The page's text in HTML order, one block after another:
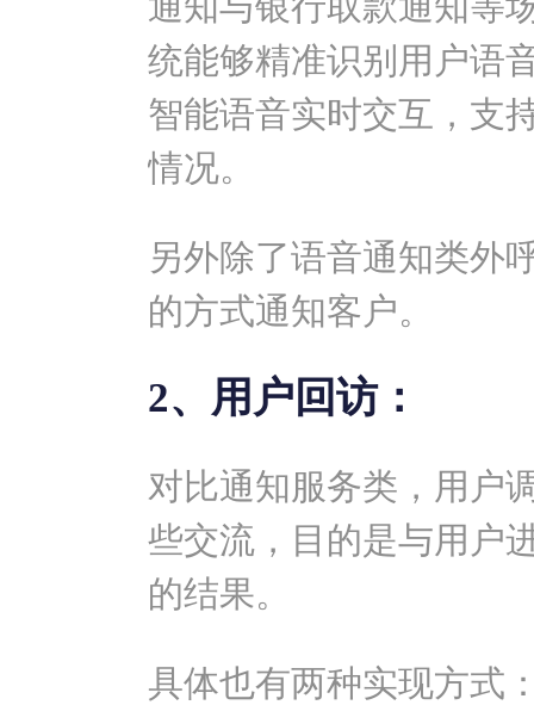
统能够精准识别用户语
智能语音实时交互，支
情况。
另外除了语音通知类外
的方式通知客户。
2、用户回访：
对比通知服务类，用户
些交流，目的是与用户
的结果。
具体也有两种实现方式